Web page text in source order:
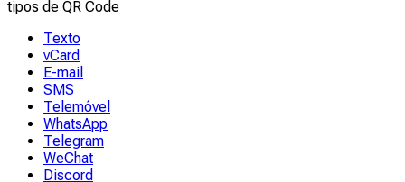
tipos de QR Code
Texto
vCard
E-mail
SMS
Telemóvel
WhatsApp
Telegram
WeChat
Discord